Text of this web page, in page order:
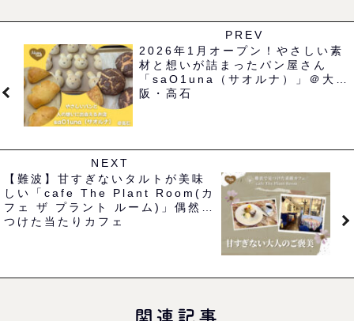
NEXT
【難波】甘すぎないタルトが美味
しい「cafe The Plant Room(カ
フェ ザ プラント ルーム)」偶然見
つけた当たりカフェ
PREV
2026年1月オープン！やさしい素
材と想いが詰まったパン屋さん
「saO1una（サオルナ）」＠大
阪・高石